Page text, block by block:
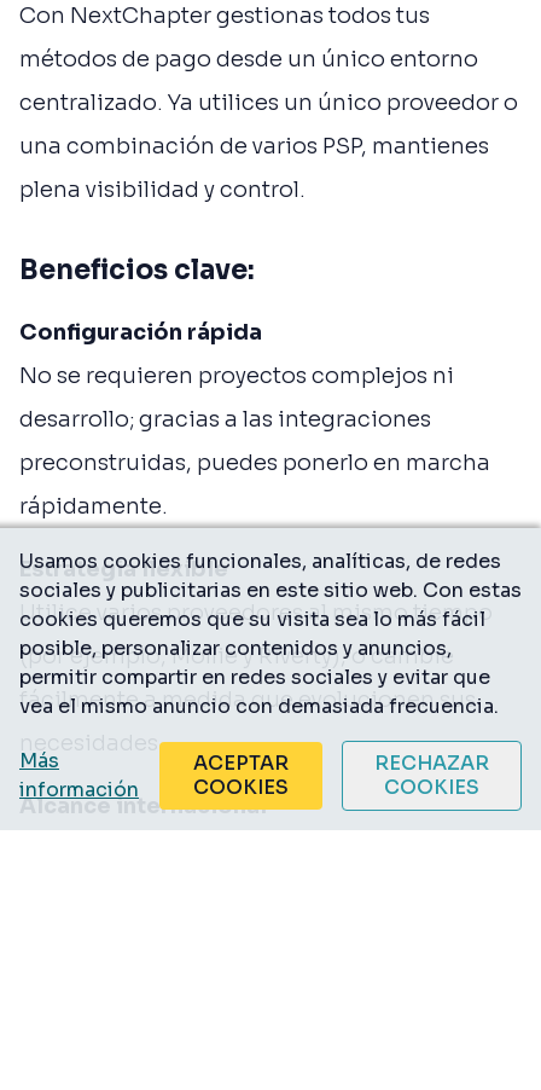
Usamos cookies funcionales, analíticas, de redes
sociales y publicitarias en este sitio web. Con estas
cookies queremos que su visita sea lo más fácil
posible, personalizar contenidos y anuncios,
permitir compartir en redes sociales y evitar que
vea el mismo anuncio con demasiada frecuencia.
Más
información
ACEPTAR
COOKIES
RECHAZAR
COOKIES
Con NextChapter gestionas todos tus
métodos de pago desde un único entorno
centralizado. Ya utilices un único proveedor o
una combinación de varios PSP, mantienes
plena visibilidad y control.
Beneficios clave:
Configuración rápida
No se requieren proyectos complejos ni
desarrollo; gracias a las integraciones
preconstruidas, puedes ponerlo en marcha
rápidamente.
Estrategia flexible
Utilice varios proveedores al mismo tiempo
(por ejemplo, Mollie y Riverty), o cambie
fácilmente a medida que evolucionen sus
necesidades.
Alcance internacional